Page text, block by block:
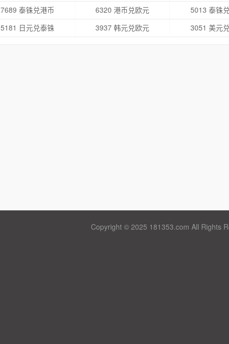
7689 泰铢兑港币 6320 港币兑欧元
5013 泰铢
5181 日元兑泰铢 3937 韩元兑欧元 3051 美元
Copyright © 2025 181353.com All Rights